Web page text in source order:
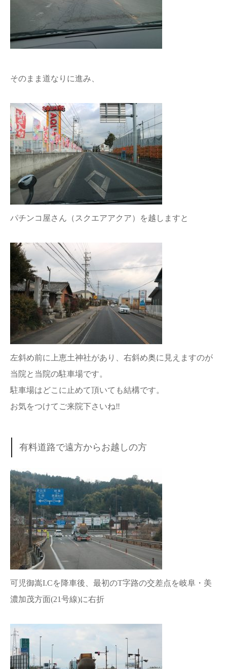
そのまま道なりに進み、
パチンコ屋さん（スクエアアクア）を越しますと
左斜め前に上恵土神社があり、右斜め奥に見えますのが
当院と当院の駐車場です。
駐車場はどこに止めて頂いても結構です。
お気をつけてご来院下さいね‼︎
有料道路で遠方からお越しの方
可児御嵩I.Cを降車後、最初のT字路の交差点を岐阜・美
濃加茂方面(21号線)に右折